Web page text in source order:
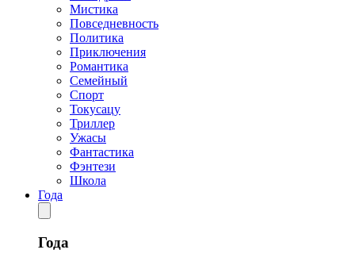
Мистика
Повседневность
Политика
Приключения
Романтика
Семейный
Спорт
Токусацу
Триллер
Ужасы
Фантастика
Фэнтези
Школа
Года
Года